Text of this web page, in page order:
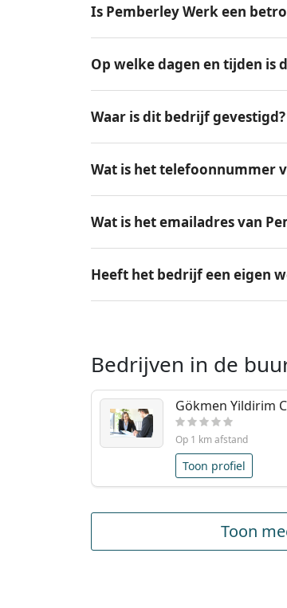
Is Pemberley Werk een
Op welke dagen en tijden is
Waar is dit bedrijf gevestigd?
Wat is het telefoonnummer
Wat is het emailadres van
Heeft het bedrijf een eigen
Bedrijven in de
Gökmen Yildirim
Op 1 km afstand
Toon profiel
Toon